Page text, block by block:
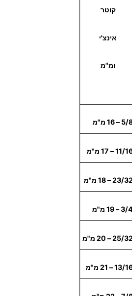
קוטר
אינצ'י
ומ"מ